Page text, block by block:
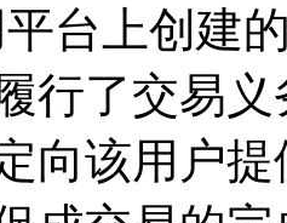
台上创建
行了交易
向该用户